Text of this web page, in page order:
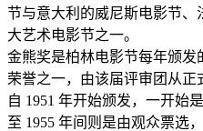
节与意大利的威尼斯电影节、
大艺术电影节之一。
金熊奖是柏林电影节每年颁
荣誉之一，由该届评审团从
自 1951 年开始颁发，一开始
至 1955 年间则是由观众票选